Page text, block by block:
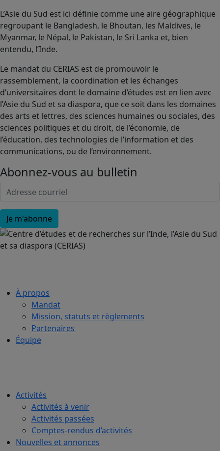
L’Asie du Sud est ici définie comme une aire géographique
regroupant le Bangladesh, le Bhoutan, les Maldives, le
Myanmar, le Népal, le Pakistan, le Sri Lanka et, bien
entendu, l’Inde.
Le mandat du CERIAS est de promouvoir le
rassemblement, la coordination et les échanges
d’universitaires dont le domaine d’études est en lien avec
l’Asie du Sud et sa diaspora, que ce soit dans les domaines
des arts et lettres, des sciences humaines ou sociales, des
sciences politiques et du droit, de l’économie, de
l’éducation, des technologies de l’information et des
communications, ou de l’environnement.
Abonnez-vous au bulletin
À propos
Mandat
Mission, statuts et règlements
Partenaires
Équipe
Activités
Activités à venir
Activités passées
Comptes-rendus d’activités
Nouvelles et annonces